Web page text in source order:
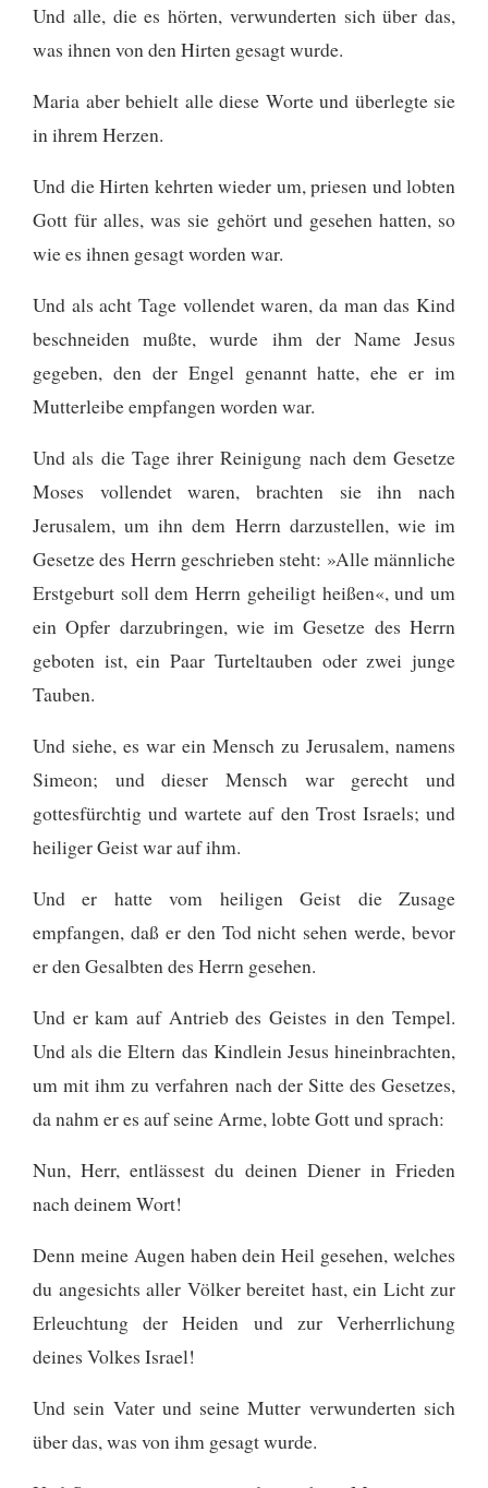
Und alle, die es hörten, verwunderten sich über das,
was ihnen von den Hirten gesagt wurde.
Maria aber behielt alle diese Worte und überlegte sie
in ihrem Herzen.
Und die Hirten kehrten wieder um, priesen und lobten
Gott für alles, was sie gehört und gesehen hatten, so
wie es ihnen gesagt worden war.
Und als acht Tage vollendet waren, da man das Kind
beschneiden mußte, wurde ihm der Name Jesus
gegeben, den der Engel genannt hatte, ehe er im
Mutterleibe empfangen worden war.
Und als die Tage ihrer Reinigung nach dem Gesetze
Moses vollendet waren, brachten sie ihn nach
Jerusalem, um ihn dem Herrn darzustellen, wie im
Gesetze des Herrn geschrieben steht: »Alle männliche
Erstgeburt soll dem Herrn geheiligt heißen«, und um
ein Opfer darzubringen, wie im Gesetze des Herrn
geboten ist, ein Paar Turteltauben oder zwei junge
Tauben.
Und siehe, es war ein Mensch zu Jerusalem, namens
Simeon; und dieser Mensch war gerecht und
gottesfürchtig und wartete auf den Trost Israels; und
heiliger Geist war auf ihm.
Und er hatte vom heiligen Geist die Zusage
empfangen, daß er den Tod nicht sehen werde, bevor
er den Gesalbten des Herrn gesehen.
Und er kam auf Antrieb des Geistes in den Tempel.
Und als die Eltern das Kindlein Jesus hineinbrachten,
um mit ihm zu verfahren nach der Sitte des Gesetzes,
da nahm er es auf seine Arme, lobte Gott und sprach:
Nun, Herr, entlässest du deinen Diener in Frieden
nach deinem Wort!
Denn meine Augen haben dein Heil gesehen, welches
du angesichts aller Völker bereitet hast, ein Licht zur
Erleuchtung der Heiden und zur Verherrlichung
deines Volkes Israel!
Und sein Vater und seine Mutter verwunderten sich
über das, was von ihm gesagt wurde.